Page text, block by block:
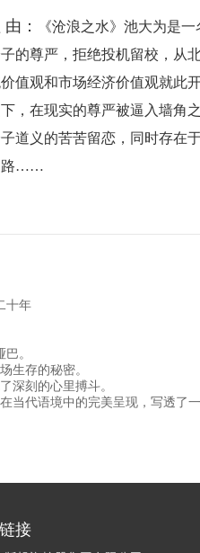
：
《沧浪之水》池大为是
的尊严，拒绝投机留校，从
值观和市场经济价值观就此
，在现实的尊严被逼入墙角
道义的苦苦留恋，同时存在
路……
十年
。
生存的秘密。
深刻的心里搏斗。
当代语境中的完美呈现，写透了
接